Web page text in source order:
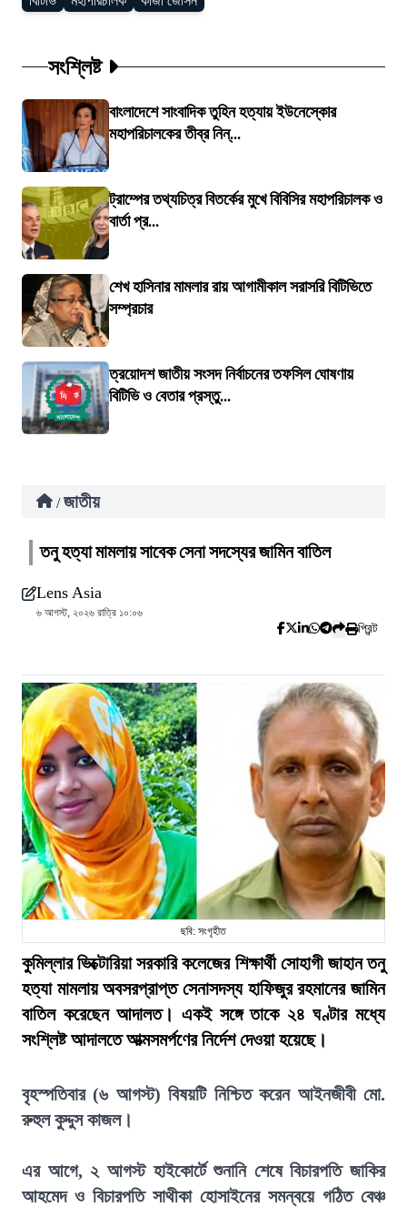
সংশ্লিষ্ট
বাংলাদেশে সাংবাদিক তুহিন হত্যায় ইউনেস্কোর
মহাপরিচালকের তীব্র নিন্...
ট্রাম্পের তথ্যচিত্র বিতর্কের মুখে বিবিসির মহাপরিচালক ও
বার্তা প্র...
শেখ হাসিনার মামলার রায় আগামীকাল সরাসরি বিটিভিতে
সম্প্রচার
ত্রয়োদশ জাতীয় সংসদ নির্বাচনের তফসিল ঘোষণায়
বিটিভি ও বেতার প্রস্তু...
/ জাতীয়
তনু হত্যা মামলায় সাবেক সেনা সদস্যের জামিন বাতিল
Lens Asia
৬ আগস্ট, ২০২৬ রাত্রি ১০:০৬
প্রিন্ট
ছবি: সংগৃহীত
কুমিল্লার ভিক্টোরিয়া সরকারি কলেজের শিক্ষার্থী সোহাগী জাহান তনু
হত্যা মামলায় অবসরপ্রাপ্ত সেনাসদস্য হাফিজুর রহমানের জামিন
বাতিল করেছেন আদালত। একই সঙ্গে তাকে ২৪ ঘণ্টার মধ্যে
সংশ্লিষ্ট আদালতে আত্মসমর্পণের নির্দেশ দেওয়া হয়েছে।
বৃহস্পতিবার (৬ আগস্ট) বিষয়টি নিশ্চিত করেন আইনজীবী মো.
রুহুল কুদ্দুস কাজল।
এর আগে, ২ আগস্ট হাইকোর্টে শুনানি শেষে বিচারপতি জাকির
আহমেদ ও বিচারপতি সাথীকা হোসাইনের সমন্বয়ে গঠিত বেঞ্চ